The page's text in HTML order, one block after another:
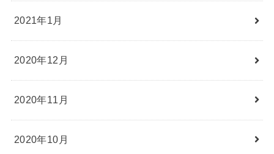
2021年1月
2020年12月
2020年11月
2020年10月